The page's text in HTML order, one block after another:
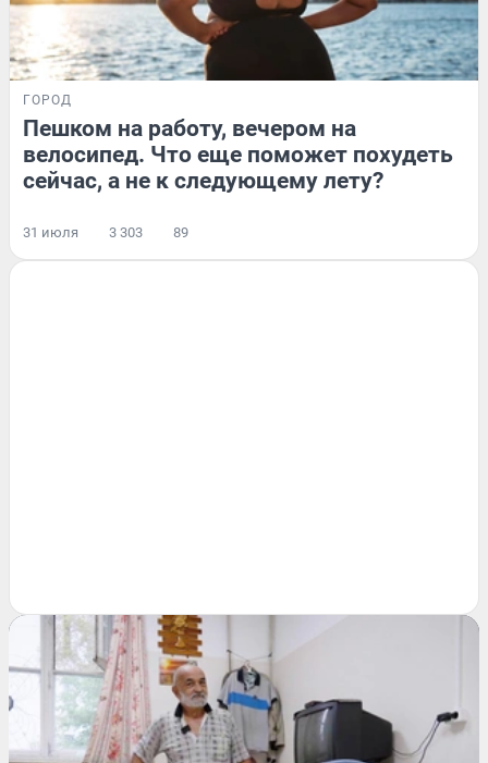
ГОРОД
Пешком на работу, вечером на
велосипед. Что еще поможет похудеть
сейчас, а не к следующему лету?
31 июля 3 303 89